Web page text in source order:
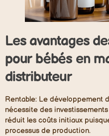
Les avantages
pour bébés en
distributeur
Rentable: Le développement
nécessite des
réduit les coûts initiaux
processus de production.